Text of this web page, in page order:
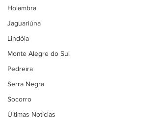
Holambra
Jaguariúna
Lindóia
Monte Alegre do Sul
Pedreira
Serra Negra
Socorro
Últimas Notícias